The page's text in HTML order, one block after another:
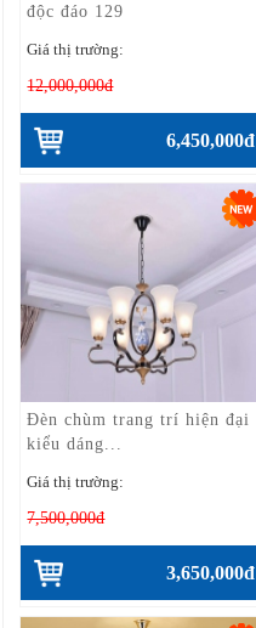
độc đáo 129
Giá thị trường:
12,000,000đ
6,450,000đ
Đèn chùm trang trí hiện đại
kiểu dáng...
Giá thị trường:
7,500,000đ
3,650,000đ